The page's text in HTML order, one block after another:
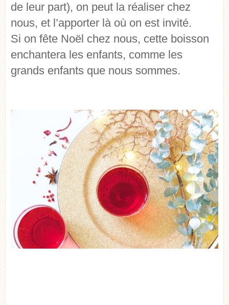
de leur part), on peut la réaliser chez
nous, et l’apporter là où on est invité.
Si on fête Noël chez nous, cette boisson
enchantera les enfants, comme les
grands enfants que nous sommes.